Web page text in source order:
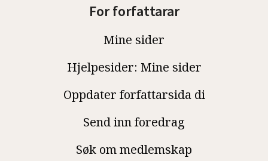
For forfattarar
Mine sider
Hjelpesider: Mine sider
Oppdater forfattarsida di
Send inn foredrag
Søk om medlemskap